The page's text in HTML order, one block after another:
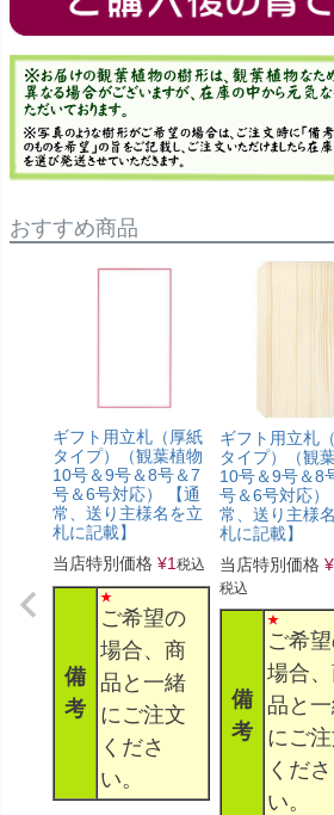
おすすめ商品
ギフト用立札（厚紙
タイプ）（観葉植物
10号＆9号＆8号＆7
号＆6号対応） 【通
常、送り主様名を立
札に記載】
当店特別価格 ¥1税込
備
考
ご希望の
場合、商
品と一緒
にご注文
くださ
い。
ギフト用立札
タイプ）（観
10号＆9号＆8
号＆6号対応）
常、送り主様
札に記載】
当店特別価格 ¥
税込
備
考
ご希
場合
品と
にご
くださ
い。